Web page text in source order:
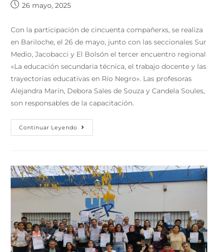
26 mayo, 2025
Con la participación de cincuenta compañerxs, se realiza
en Bariloche, el 26 de mayo, junto con las seccionales Sur
Medio, Jacobacci y El Bolsón el tercer encuentro regional
«La educación secundaria técnica, el trabajo docente y las
trayectorias educativas en Río Negro». Las profesoras
Alejandra Marín, Debora Sales de Souza y Candela Soules,
son responsables de la capacitación.
Continuar Leyendo